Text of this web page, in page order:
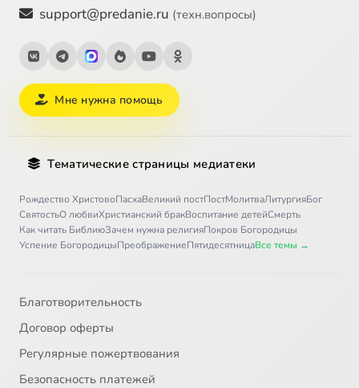
support@predanie.ru (техн.вопросы)
Мне нужна помощь
Тематические страницы медиатеки
Рождество ХристовоПасхаВеликий постПостМолитваЛитургияБог
СвятостьО любвиХристианский бракВоспитание детейСмерть
Как читать БиблиюЗачем нужна религияПокров Богородицы
Успение БогородицыПреображениеПятидесятницаВсе темы →
Благотворительность
Договор оферты
Регулярные пожертвования
Безопасность платежей